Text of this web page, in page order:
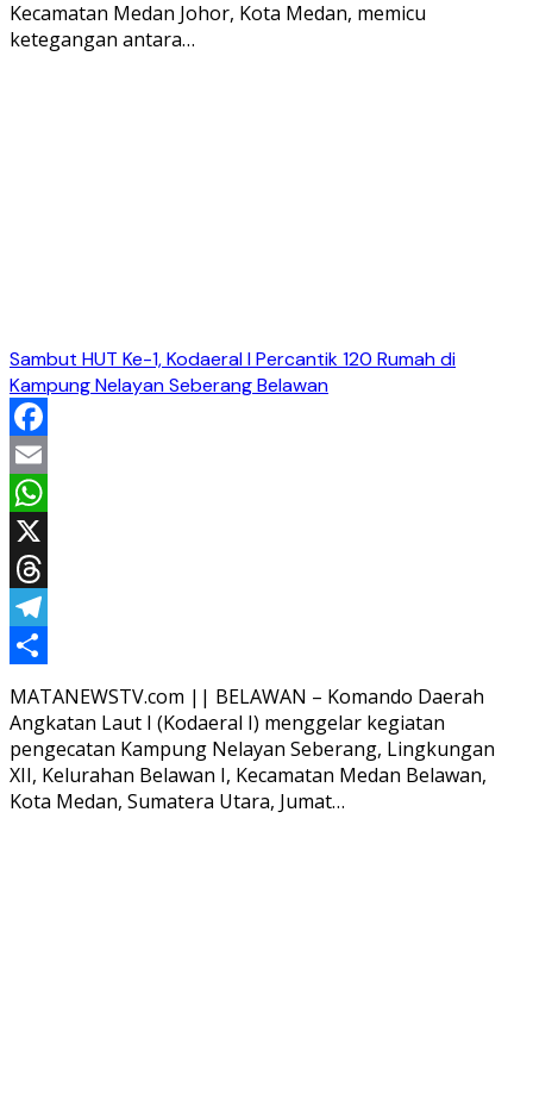
Kecamatan Medan Johor, Kota Medan, memicu
ketegangan antara…
Sambut HUT Ke-1, Kodaeral I Percantik 120 Rumah di
Kampung Nelayan Seberang Belawan
Facebook
Email
WhatsApp
X
Threads
Telegram
Share
MATANEWSTV.com || BELAWAN – Komando Daerah
Angkatan Laut I (Kodaeral I) menggelar kegiatan
pengecatan Kampung Nelayan Seberang, Lingkungan
XII, Kelurahan Belawan I, Kecamatan Medan Belawan,
Kota Medan, Sumatera Utara, Jumat…